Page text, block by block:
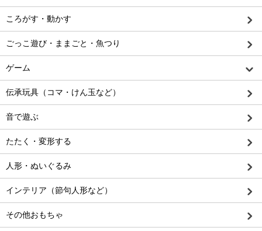
ころがす・動かす
ごっこ遊び・ままごと・魚つり
ゲーム
伝承玩具（コマ・けん玉など）
音で遊ぶ
たたく・変形する
人形・ぬいぐるみ
インテリア（節句人形など）
その他おもちゃ